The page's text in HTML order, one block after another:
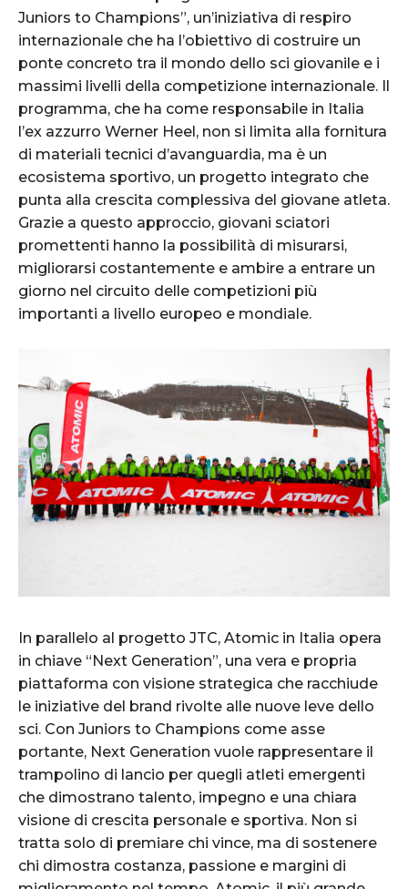
Juniors to Champions”, un’iniziativa di respiro
internazionale che ha l’obiettivo di costruire un
ponte concreto tra il mondo dello sci giovanile e i
massimi livelli della competizione internazionale. Il
programma, che ha come responsabile in Italia
l’ex azzurro Werner Heel, non si limita alla fornitura
di materiali tecnici d’avanguardia, ma è un
ecosistema sportivo, un progetto integrato che
punta alla crescita complessiva del giovane atleta.
Grazie a questo approccio, giovani sciatori
promettenti hanno la possibilità di misurarsi,
migliorarsi costantemente e ambire a entrare un
giorno nel circuito delle competizioni più
importanti a livello europeo e mondiale.
In parallelo al progetto JTC, Atomic in Italia opera
in chiave “Next Generation”, una vera e propria
piattaforma con visione strategica che racchiude
le iniziative del brand rivolte alle nuove leve dello
sci. Con Juniors to Champions come asse
portante, Next Generation vuole rappresentare il
trampolino di lancio per quegli atleti emergenti
che dimostrano talento, impegno e una chiara
visione di crescita personale e sportiva. Non si
tratta solo di premiare chi vince, ma di sostenere
chi dimostra costanza, passione e margini di